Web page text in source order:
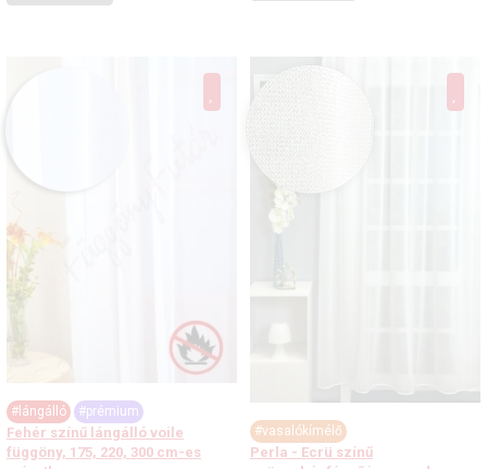
#lángálló #prémium
Fehér színű lángálló voile
függöny, 175, 220, 300 cm-es
#vasalókímélő
Perla - Ecrü színű